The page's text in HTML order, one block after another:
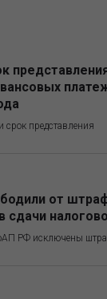
представления
от
сдачи
РФ исключены